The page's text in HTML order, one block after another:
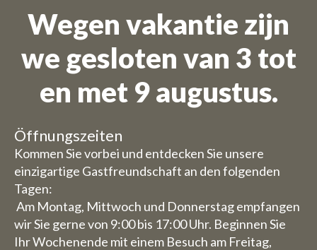
Wegen vakantie zijn
we gesloten van 3 tot
en met 9 augustus.
Öffnungszeiten
Kommen Sie vorbei und entdecken Sie unsere
einzigartige Gastfreundschaft an den folgenden
Tagen:
Am Montag, Mittwoch und Donnerstag empfangen
wir Sie gerne von 9:00 bis 17:00 Uhr. Beginnen Sie
Ihr Wochenende mit einem Besuch am Freitag,